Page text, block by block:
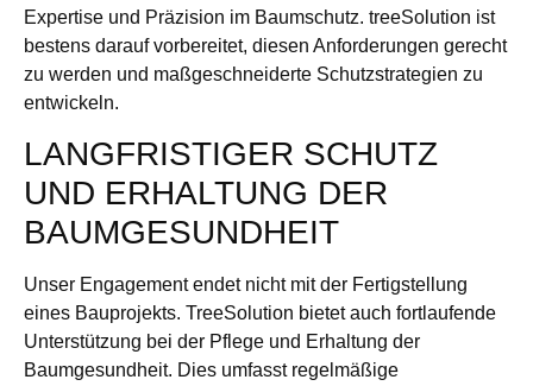
Expertise und Präzision im Baumschutz. treeSolution ist
bestens darauf vorbereitet, diesen Anforderungen gerecht
zu werden und maßgeschneiderte Schutzstrategien zu
entwickeln.
LANGFRISTIGER SCHUTZ
UND ERHALTUNG DER
BAUMGESUNDHEIT
Unser Engagement endet nicht mit der Fertigstellung
eines Bauprojekts. TreeSolution bietet auch fortlaufende
Unterstützung bei der Pflege und Erhaltung der
Baumgesundheit. Dies umfasst regelmäßige